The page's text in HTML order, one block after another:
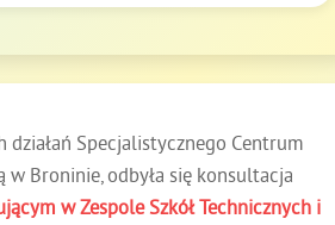
Specjalistycznego Centrum
w Broninie, odbyła się konsultacja
w Zespole Szkół Technicznych i